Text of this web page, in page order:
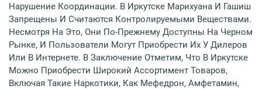
Нарушение Координации. В Иркутске Марихуана И Гашиш
Запрещены И Считаются Контролируемыми Веществами.
Несмотря На Это, Они По-Прежнему Доступны На Черном
Рынке, И Пользователи Могут Приобрести Их У Дилеров
Или В Интернете. В Заключение Отметим, Что В Иркутске
Можно Приобрести Широкий Ассортимент Товаров,
Включая Такие Наркотики, Как Мефедрон, Амфетамин,